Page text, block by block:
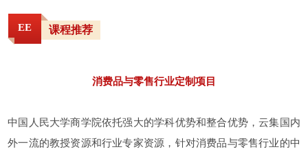
EE 课程推荐
消费品与零售行业定制项目
中国人民大学商学院依托强大的学科优势和整合优势，云集国内
外一流的教授资源和行业专家资源，针对消费品与零售行业的中